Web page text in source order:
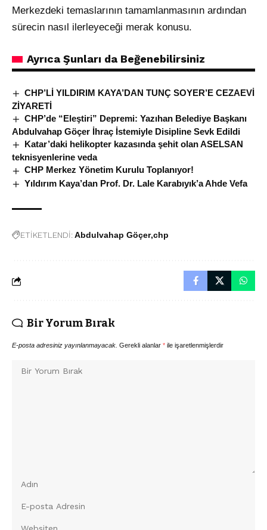
Merkezdeki temaslarının tamamlanmasının ardından
sürecin nasıl ilerleyeceği merak konusu.
Ayrıca Şunları da Beğenebilirsiniz
CHP’Lİ YILDIRIM KAYA’DAN TUNÇ SOYER’E CEZAEVİ
ZİYARETİ
CHP’de “Eleştiri” Depremi: Yazıhan Belediye Başkanı
Abdulvahap Göçer İhraç İstemiyle Disipline Sevk Edildi
Katar’daki helikopter kazasında şehit olan ASELSAN
teknisyenlerine veda
CHP Merkez Yönetim Kurulu Toplanıyor!
Yıldırım Kaya’dan Prof. Dr. Lale Karabıyık’a Ahde Vefa
ETİKETLENDİ:Abdulvahap Göçer chp
Bir Yorum Bırak
E-posta adresiniz yayınlanmayacak. Gerekli alanlar * ile işaretlenmişlerdir